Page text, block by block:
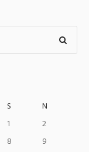
S
N
1
2
8
9